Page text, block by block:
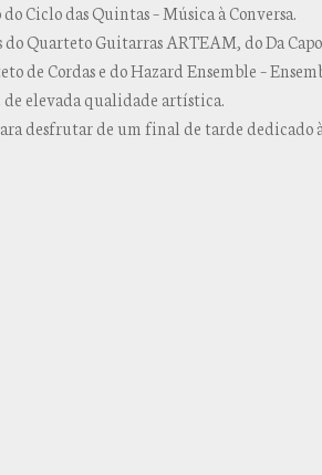
Ciclo das Quintas – Música à Conversa.
do Quarteto Guitarras ARTEAM, do Da
de Cordas e do Hazard Ensemble –
elevada qualidade artística.
desfrutar de um final de tarde dedicado